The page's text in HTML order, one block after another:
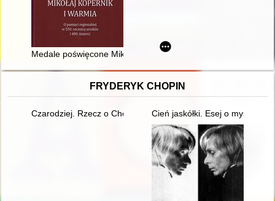
Medale poświęcone Mikołajowi Kopernikowi w zbiorach
FRYDERYK CHOPIN
Czarodziej. Rzecz o Chopinie [1810-1849]Cień jaskółki. Esej o myślach